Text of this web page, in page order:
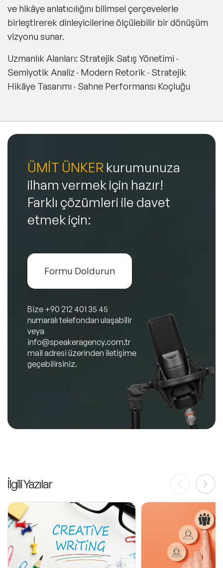
ve hikâye anlatıcılığını bilimsel çerçevelerle
birleştirerek dinleyicilerine ölçülebilir bir dönüşüm
vizyonu sunar.
Uzmanlık Alanları: Stratejik Satış Yönetimi ·
Semiyotik Analiz · Modern Retorik · Stratejik
Hikâye Tasarımı · Sahne Performansı Koçluğu
ÜMİT ÜNKER kurumunuza
ilham vermek için hazır!
Farklı çözümleri ile davet
etmek için:
Formu Doldurun
Bize +90 212 401 35 45
numaralı telefondan ulaşabilir
veya
info@speakeragency.com.tr
mail adresi üzerinden iletişime
geçebilirsiniz.
İlgili Yazılar